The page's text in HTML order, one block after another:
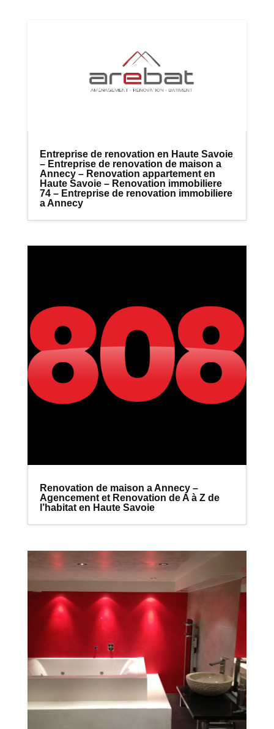
Entreprise de renovation en Haute Savoie
– Entreprise de renovation de maison a
Annecy – Renovation appartement en
Haute Savoie – Renovation immobiliere
74 – Entreprise de renovation immobiliere
a Annecy
Renovation de maison a Annecy –
Agencement et Renovation de A à Z de
l’habitat en Haute Savoie